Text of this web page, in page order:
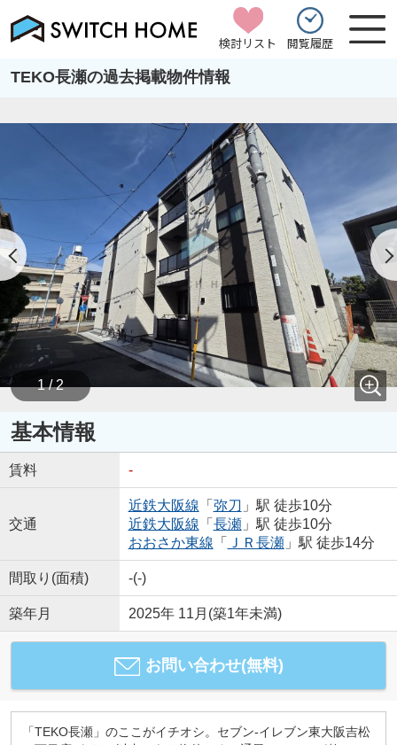
検討リスト 閲覧履歴
TEKO長瀬の過去掲載物件情報
1 / 2
基本情報
賃料 -
交通
近鉄大阪線 「 弥刀 」駅 徒歩10分
近鉄大阪線 「 長瀬」駅 徒歩10分
おおさか東線 「 ＪＲ長瀬」駅 徒歩14分
間取り(面積) -(-)
築年月 2025年 11月(築1年未満)
お問い合わせ(無料)
「TEKO長瀬」のここがイチオシ。セブン-イレブン東大阪吉松